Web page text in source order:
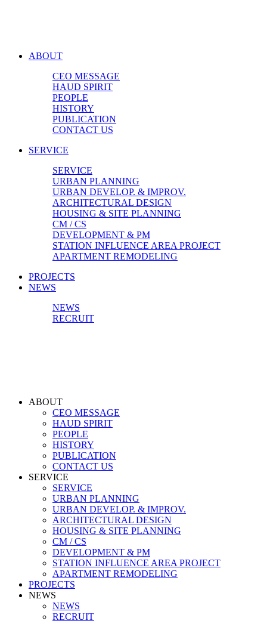
ABOUT
CEO MESSAGE
HAUD SPIRIT
PEOPLE
HISTORY
PUBLICATION
CONTACT US
SERVICE
SERVICE
URBAN PLANNING
URBAN DEVELOP. & IMPROV.
ARCHITECTURAL DESIGN
HOUSING & SITE PLANNING
CM / CS
DEVELOPMENT & PM
STATION INFLUENCE AREA PROJECT
APARTMENT REMODELING
PROJECTS
NEWS
NEWS
RECRUIT
ABOUT
CEO MESSAGE
HAUD SPIRIT
PEOPLE
HISTORY
PUBLICATION
CONTACT US
SERVICE
SERVICE
URBAN PLANNING
URBAN DEVELOP. & IMPROV.
ARCHITECTURAL DESIGN
HOUSING & SITE PLANNING
CM / CS
DEVELOPMENT & PM
STATION INFLUENCE AREA PROJECT
APARTMENT REMODELING
PROJECTS
NEWS
NEWS
RECRUIT